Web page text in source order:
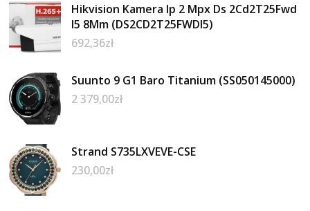
Hikvision Kamera Ip 2 Mpx Ds 2Cd2T25Fwd
I5 8Mm (DS2CD2T25FWDI5)
692,36zł
Suunto 9 G1 Baro Titanium (SS050145000)
2 379,00zł
Strand S735LXVEVE-CSE
230,00zł